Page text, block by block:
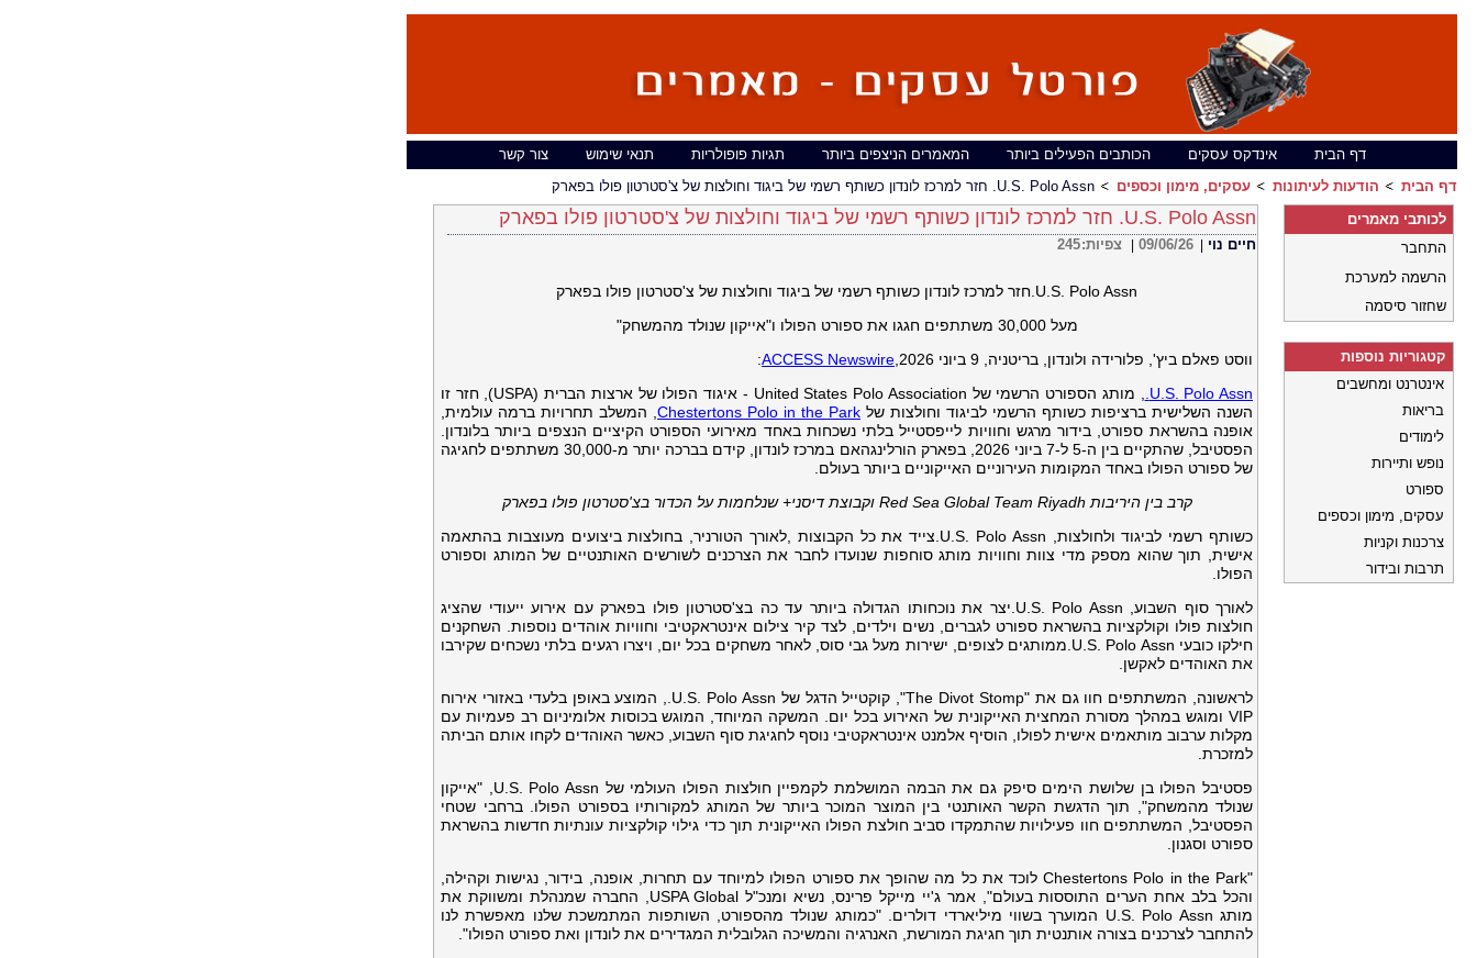
דף הבית אינדקס עסקים הכותבים הפעילים ביותר המאמרים הניצפים ביותר תגיות פופולריות תנאי שימוש
צור קשר
דף הבית
הודעות לעיתונות עסקים, מימון וכספים U.S. Polo Assn. חזר למרכז לונדון כשותף רשמי של ביגוד וחולצות של צ'סטרטון פולו בפארק
U.S. Polo Assn. חזר למרכז לונדון כשותף רשמי של ביגוד וחולצות של צ'סטרטון פולו בפארק
חיים נוי 09/06/26 צפיות:245
U.S. Polo Assn.חזר למרכז לונדון כשותף רשמי של ביגוד וחולצות של צ'סטרטון פולו בפארק
מעל 30,000 משתתפים חגגו את ספורט הפולו ו"אייקון שנולד מהמשחק"
ווסט פאלם ביץ', פלורידה ולונדון, בריטניה, 9 ביוני 2026,
ACCESS Newswire
:
U.S. Polo Assn.
, מותג הספורט הרשמי של United States Polo Association - איגוד הפולו של ארצות הברית (USPA), חזר זו
השנה השלישית ברציפות כשותף הרשמי לביגוד וחולצות של Chestertons Polo in the Park , המשלב תחרויות ברמה עולמית,
אופנה בהשראת ספורט, בידור מרגש וחוויות לייפסטייל בלתי נשכחות באחד מאירועי הספורט הקיציים הנצפים ביותר בלונדון.
הפסטיבל, שהתקיים בין ה-5 ל-7 ביוני 2026, בפארק הורלינגהאם במרכז לונדון, קידם בברכה יותר מ-30,000 משתתפים לחגיגה
של ספורט הפולו באחד המקומות העירוניים האייקוניים ביותר בעולם.
קרב בין היריבות Red Sea Global Team Riyadh וקבוצת דיסני+ שנלחמות על הכדור בצ'סטרטון פולו בפארק
כשותף רשמי לביגוד ולחולצות, U.S. Polo Assn.צייד את כל הקבוצות ,לאורך הטורניר, בחולצות ביצועים מעוצבות בהתאמה
אישית, תוך שהוא מספק מדי צוות וחוויות מותג סוחפות שנועדו לחבר את הצרכנים לשורשים האותנטיים של המותג וספורט
הפולו.
לאורך סוף השבוע, U.S. Polo Assn.יצר את נוכחותו הגדולה ביותר עד כה בצ'סטרטון פולו בפארק עם אירוע ייעודי שהציג
חולצות פולו וקולקציות בהשראת ספורט לגברים, נשים וילדים, לצד קיר צילום אינטראקטיבי וחוויות אוהדים נוספות. השחקנים
חילקו כובעי U.S. Polo Assn.ממותגים לצופים, ישירות מעל גבי סוס, לאחר משחקים בכל יום, ויצרו רגעים בלתי נשכחים שקירבו
את האוהדים לאקשן.
לראשונה, המשתתפים חוו גם את "The Divot Stomp", קוקטייל הדגל של U.S. Polo Assn., המוצע באופן בלעדי באזורי אירוח
VIP ומוגש במהלך מסורת המחצית האייקונית של האירוע בכל יום. המשקה המיוחד, המוגש בכוסות אלומיניום רב פעמיות עם
מקלות ערבוב מותאמים אישית לפולו, הוסיף אלמנט אינטראקטיבי נוסף לחגיגת סוף השבוע, כאשר האוהדים לקחו אותם הביתה
למזכרת.
פסטיבל הפולו בן שלושת הימים סיפק גם את הבמה המושלמת לקמפיין חולצות הפולו העולמי של U.S. Polo Assn, "אייקון
שנולד מהמשחק", תוך הדגשת הקשר האותנטי בין המוצר המוכר ביותר של המותג למקורותיו בספורט הפולו. ברחבי שטחי
הפסטיבל, המשתתפים חוו פעילויות שהתמקדו סביב חולצת הפולו האייקונית תוך כדי גילוי קולקציות עונתיות חדשות בהשראת
ספורט וסגנון.
"Chestertons Polo in the Park לוכד את כל מה שהופך את ספורט הפולו למיוחד עם תחרות, אופנה, בידור, נגישות וקהילה,
והכל בלב אחת הערים התוססות בעולם", אמר ג'יי מייקל פרינס, נשיא ומנכ"ל USPA Global, החברה שמנהלת ומשווקת את
מותג U.S. Polo Assn המוערך בשווי מיליארדי דולרים. "כמותג שנולד מהספורט, השותפות המתמשכת שלנו מאפשרת לנו
להתחבר לצרכנים בצורה אותנטית תוך חגיגת המורשת, האנרגיה והמשיכה הגלובלית המגדירים את לונדון ואת ספורט הפולו".
לכותבי מאמרים
התחבר
הרשמה למערכת
שחזור סיסמה
קטגוריות נוספות
אינטרנט ומחשבים
בריאות
לימודים
נופש ותיירות
ספורט
עסקים, מימון וכספים
צרכנות וקניות
תרבות ובידור